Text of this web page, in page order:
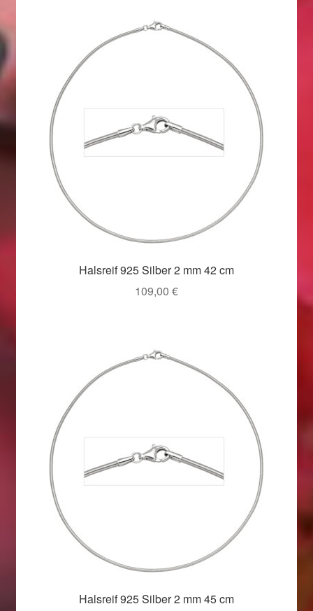
Halsreif 925 Silber 2 mm 42 cm
109,00 €
Halsreif 925 Silber 2 mm 45 cm